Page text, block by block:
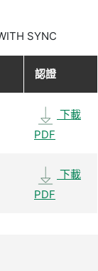
SYNC
認證
下載
PDF
下載
PDF